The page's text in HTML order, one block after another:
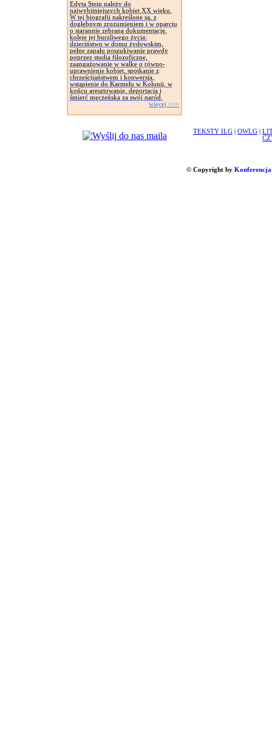
Edyta Stein należy do
najwybitniejszych kobiet XX wieku.
W tej biografii nakreślone są, z
dogłębnym zrozumieniem i w oparciu
o starannie zebraną dokumentację,
koleje jej burzliwego życia:
dzieciństwo w domu żydowskim,
pełne zapału poszukiwanie prawdy
poprzez studia filozoficzne,
zaangażowanie w walkę o równo-
uprawnienie kobiet, spotkanie z
chrześcijaństwem i konwersja,
wstąpienie do Karmelu w Kolonii, w
końcu aresztowanie, deportacja i
śmierć męczeńska za swój naród.
więcej >>>
TEKSTY ILG OWLG
© Copyright by Konferencja